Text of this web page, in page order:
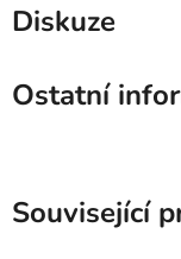
Diskuze
Ostatní
Související